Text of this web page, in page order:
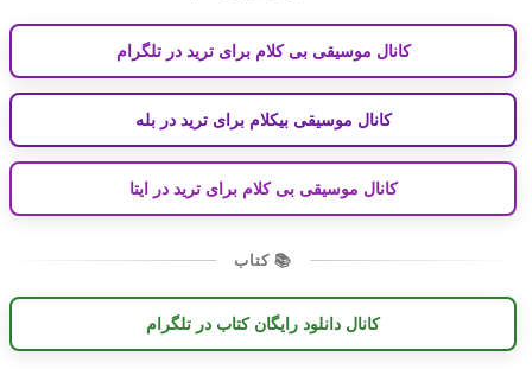
کانال موسیقی بی کلام برای ترید در تلگرام
کانال موسیقی بیکلام برای ترید در بله
کانال موسیقی بی کلام برای ترید در ایتا
📚 کتاب
کانال دانلود رایگان کتاب در تلگرام